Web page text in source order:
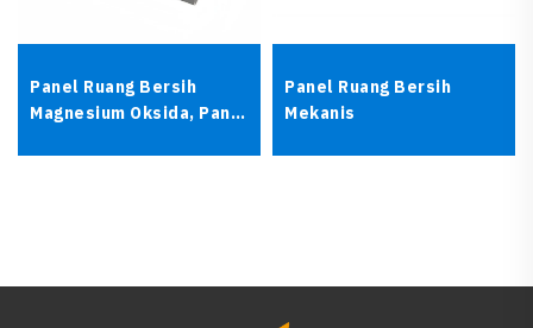
Panel Ruang Bersih
Magnesium Oksida, Panel
Panel Ruang Bersih
Mekanis